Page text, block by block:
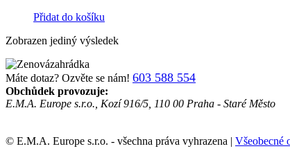
Přidat do košíku
Zobrazen jediný výsledek
Máte dotaz? Ozvěte se nám! 603 588 554
Obchůdek provozuje:
E.M.A. Europe s.r.o., Kozí 916/5, 110 00 Praha - Staré Město
© E.M.A. Europe s.r.o. - všechna práva vyhrazena | Všeobecné